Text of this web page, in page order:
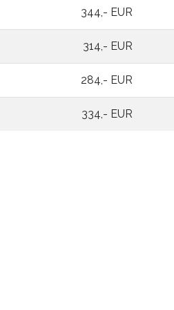
344,- EUR
314,- EUR
284,- EUR
334,- EUR